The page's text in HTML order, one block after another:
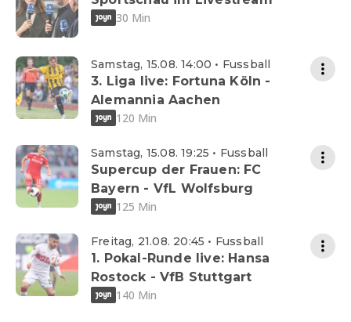
30 Min
Samstag, 15.08. 14:00 • Fussball
3. Liga live: Fortuna Köln -
Alemannia Aachen
120 Min
Samstag, 15.08. 19:25 • Fussball
Supercup der Frauen: FC
Bayern - VfL Wolfsburg
125 Min
Freitag, 21.08. 20:45 • Fussball
1. Pokal-Runde live: Hansa
Rostock - VfB Stuttgart
140 Min